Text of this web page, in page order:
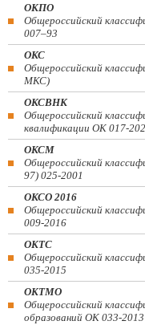
ОКПО
Общероссийский
007–93
ОКС
Общероссийский
МКС)
ОКСВНК
Общероссийский
квалификации ОК 017-
ОКСМ
Общероссийский
97) 025-2001
ОКСО 2016
Общероссийский
009-2016
ОКТС
Общероссийский
035-2015
ОКТМО
Общероссийский
образований ОК 033-2013